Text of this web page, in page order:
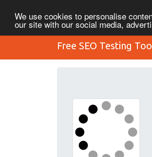
We use cookies to personalise
our site with our social media,
Free SEO Testing